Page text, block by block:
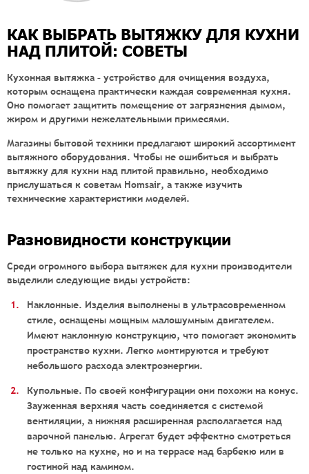
КАК ВЫБРАТЬ ВЫТЯЖКУ ДЛЯ КУХНИ
НАД ПЛИТОЙ: СОВЕТЫ
Кухонная вытяжка – устройство для очищения воздуха,
которым оснащена практически каждая современная кухня.
Оно помогает защитить помещение от загрязнения дымом,
жиром и другими нежелательными примесями.
Магазины бытовой техники предлагают широкий ассортимент
вытяжного оборудования. Чтобы не ошибиться и выбрать
вытяжку для кухни над плитой правильно, необходимо
прислушаться к советам Homsair, а также изучить
технические характеристики моделей.
Разновидности конструкции
Среди огромного выбора вытяжек для кухни производители
выделили следующие виды устройств:
Наклонные. Изделия выполнены в ультрасовременном
стиле, оснащены мощным малошумным двигателем.
Имеют наклонную конструкцию, что помогает экономить
пространство кухни. Легко монтируются и требуют
небольшого расхода электроэнергии.
Купольные. По своей конфигурации они похожи на конус.
Зауженная верхняя часть соединяется с системой
вентиляции, а нижняя расширенная располагается над
варочной панелью. Агрегат будет эффектно смотреться
не только на кухне, но и на террасе над барбекю или в
гостиной над камином.